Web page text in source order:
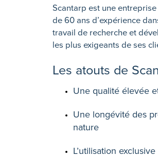
Scantarp est une
de 60 ans d’expérience
travail de recherche et
les plus exigeants de ses
Les atouts de
Une qualité élevée
Une longévité des
nature
L’utilisation